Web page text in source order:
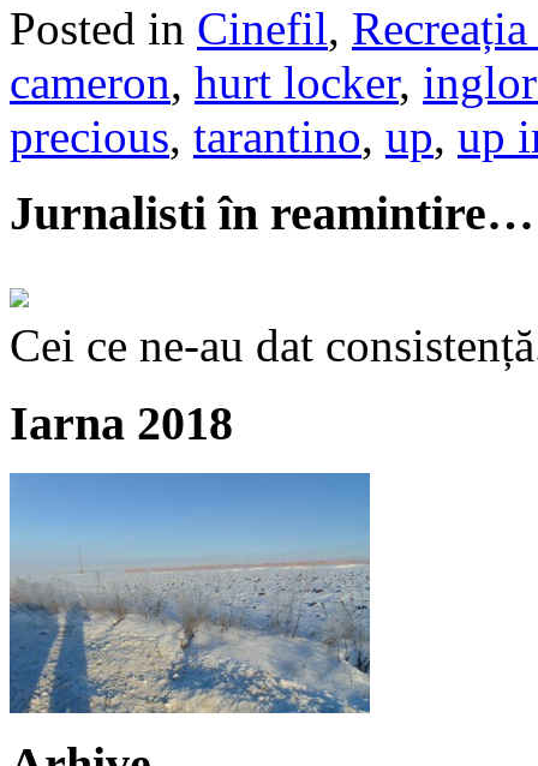
Posted in Cinefil,
cameron, hurt locker,
precious, tarantino, up, up
Jurnalisti în reamintire…
Cei ce ne-au dat
Iarna 2018